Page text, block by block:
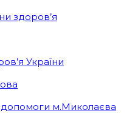
здоров’я
України
допомоги м.Миколаєва